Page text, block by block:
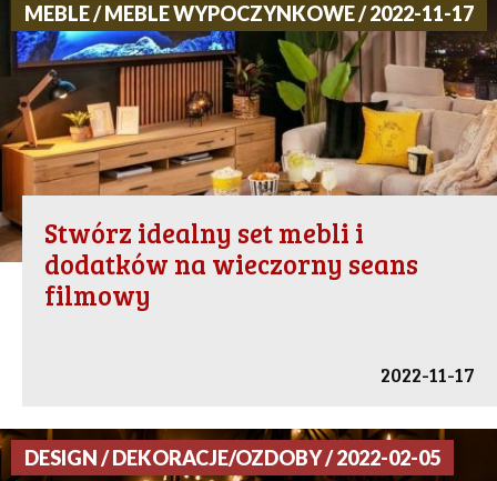
MEBLE / MEBLE WYPOCZYNKOWE / 2022-11-17
Stwórz idealny set mebli i
dodatków na wieczorny seans
filmowy
2022-11-17
DESIGN / DEKORACJE/OZDOBY / 2022-02-05